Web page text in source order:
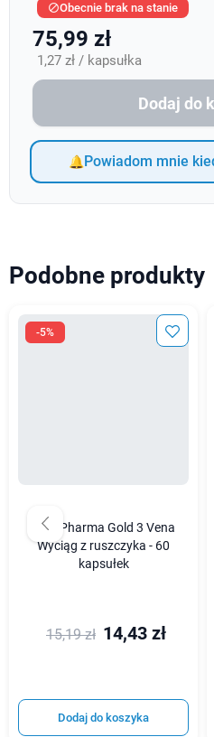
Obecnie brak na stanie
75,99 zł
1,27 zł / kapsułka
Dodaj do
Powiadom mnie
Podobne produkty
-5%
ALG Pharma Gold 3 Vena
Wyciąg z ruszczyka - 60
kapsułek
15,19 zł 14,43 zł
Dodaj do koszyka